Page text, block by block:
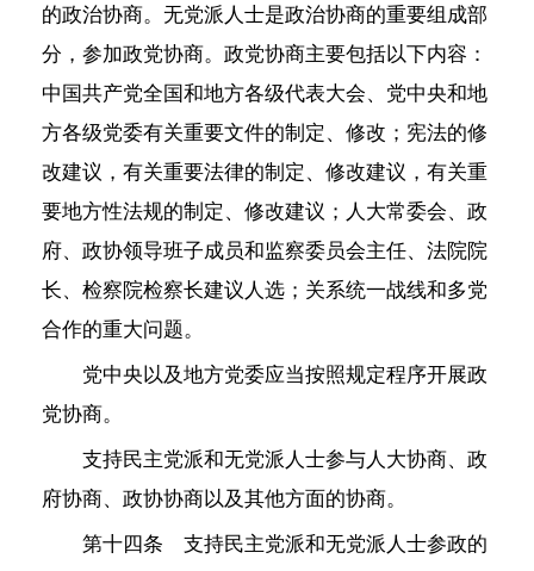
的政治协商。无党派人士是政治协商的重要组成部
分，参加政党协商。政党协商主要包括以下内容：
中国共产党全国和地方各级代表大会、党中央和地
方各级党委有关重要文件的制定、修改；宪法的修
改建议，有关重要法律的制定、修改建议，有关重
要地方性法规的制定、修改建议；人大常委会、政
府、政协领导班子成员和监察委员会主任、法院院
长、检察院检察长建议人选；关系统一战线和多党
合作的重大问题。
党中央以及地方党委应当按照规定程序开展政
党协商。
支持民主党派和无党派人士参与人大协商、政
府协商、政协协商以及其他方面的协商。
第十四条 支持民主党派和无党派人士参政的